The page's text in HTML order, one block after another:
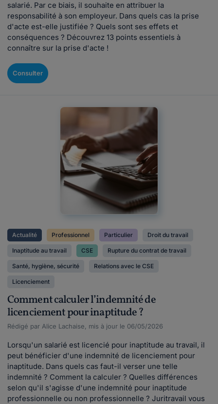
salarié. Par ce biais, il souhaite en attribuer la
responsabilité à son employeur. Dans quels cas la prise
d'acte est-elle justifiée ? Quels sont ses effets et
conséquences ? Découvrez 13 points essentiels à
connaître sur la prise d'acte !
Consulter
Actualité Professionnel Particulier Droit du travail
Inaptitude au travail CSE Rupture du contrat de travail
Santé, hygiène, sécurité Relations avec le CSE
Licenciement
Comment calculer l’indemnité de
licenciement pour inaptitude ?
Rédigé par Alice Lachaise, mis à jour le 06/05/2026
Lorsqu'un salarié est licencié pour inaptitude au travail, il
peut bénéficier d'une indemnité de licenciement pour
inaptitude. Dans quels cas faut-il verser une telle
indemnité ? Comment la calculer ? Quelles différences
selon qu'il s'agisse d'une indemnité pour inaptitude
professionnelle ou non professionnelle ? Juritravail vous